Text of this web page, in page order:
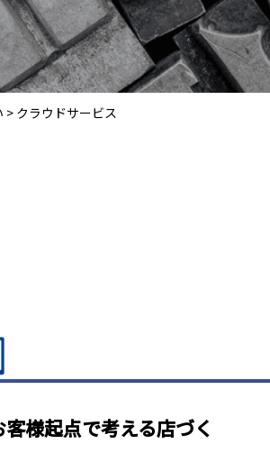
> クラウドサービス
客様起点で考える店づく